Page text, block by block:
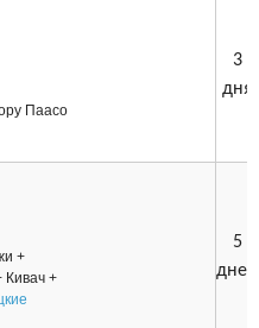
Паасо
3
дня
+
Кивач +
5
дней